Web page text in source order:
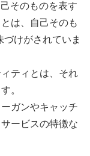
そのものを表す
は、自己そのも
けがされていま
ティとは、それ
。
ガンやキャッチ
ービスの特徴な